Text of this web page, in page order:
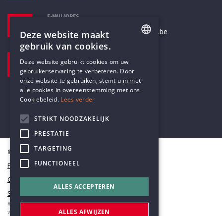
E-MAILADRES
secretariaat@humanistischverbond.be
Pottenbrug 4
Antwerpen, 2000
© Humanistisch Verbond 2026
Privacy
Cookiestatement
Sitemap
#codedwithlove byCodelines
webapplicaties
mobiele apps&maatwerk websites
DUTCH
Deze website maakt
gebruik van cookies.
Deze website gebruikt cookies om uw
gebruikerservaring te verbeteren. Door
onze website te gebruiken, stemt u in met
alle cookies in overeenstemming met ons
Cookiebeleid. Lees verder
STRIKT NOODZAKELIJK
PRESTATIE
TARGETING
FUNCTIONEEL
ALLES ACCEPTEREN
ALLES AFWIJZEN